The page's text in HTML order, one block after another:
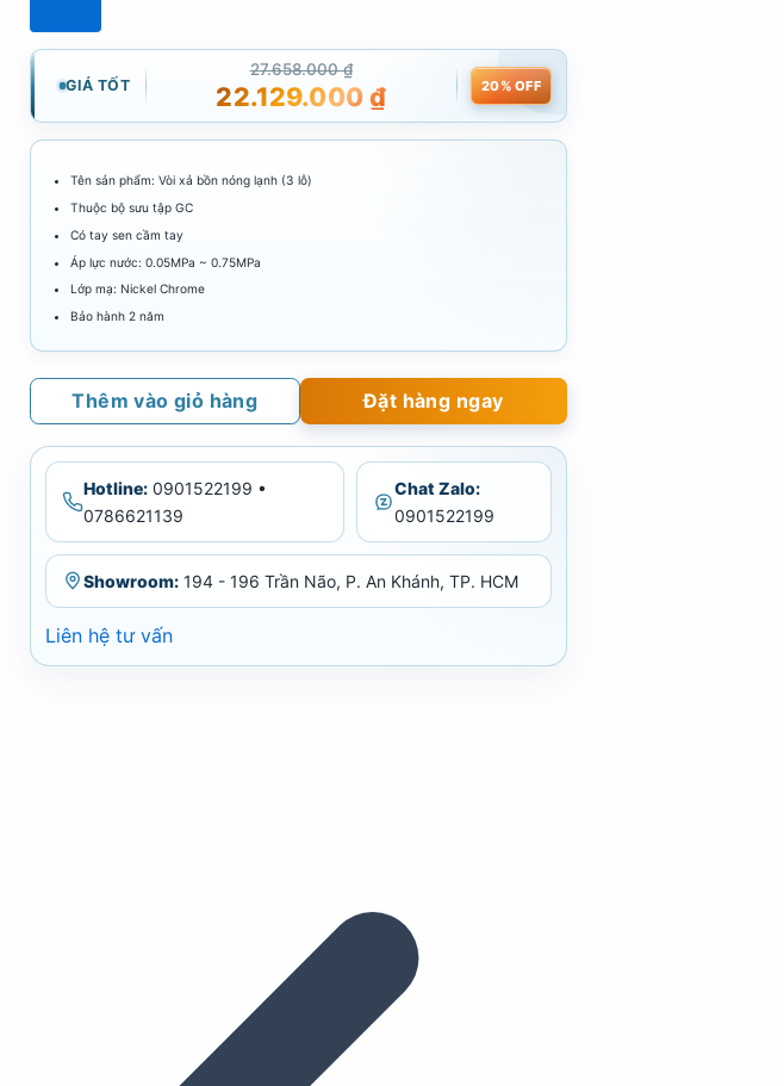
GIÁ TỐT
27.658.000₫
22.129.000₫ 20% OFF
Tên sản phẩm: Vòi xả bồn nóng lạnh (3 lỗ)
Thuộc bộ sưu tập GC
Có tay sen cầm tay
Áp lực nước: 0.05MPa ~ 0.75MPa
Lớp mạ: Nickel Chrome
Bảo hành 2 năm
Thêm vào giỏ hàng Đặt hàng ngay
Hotline: 0901522199 •
0786621139
Chat Zalo:
0901522199
Showroom: 194 - 196 Trần Não, P. An Khánh, TP. HCM
Liên hệ tư vấn